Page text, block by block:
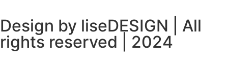
Design by liseDESIGN | All
rights reserved | 2024